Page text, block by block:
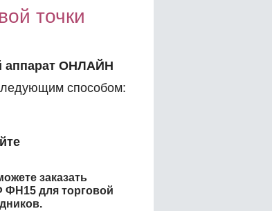
точки
аппарат ОНЛАЙН
способом:
заказать
для торговой